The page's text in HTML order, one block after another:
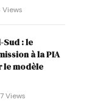
Views
: le
à la PIA
modèle
Views